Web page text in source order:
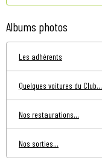
Albums photos
Les adhérents
Quelques voitures du Club...
Nos restaurations...
Nos sorties...